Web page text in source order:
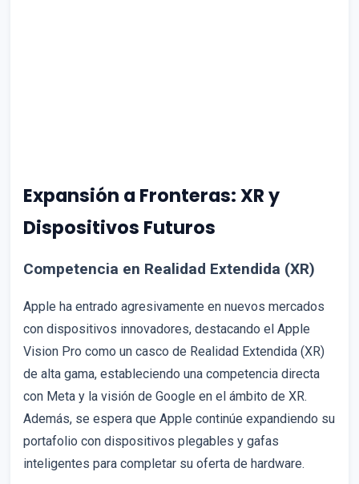
Expansión a Fronteras: XR y
Dispositivos Futuros
Competencia en Realidad Extendida (XR)
Apple ha entrado agresivamente en nuevos mercados
con dispositivos innovadores, destacando el Apple
Vision Pro como un casco de Realidad Extendida (XR)
de alta gama, estableciendo una competencia directa
con Meta y la visión de Google en el ámbito de XR.
Además, se espera que Apple continúe expandiendo su
portafolio con dispositivos plegables y gafas
inteligentes para completar su oferta de hardware.